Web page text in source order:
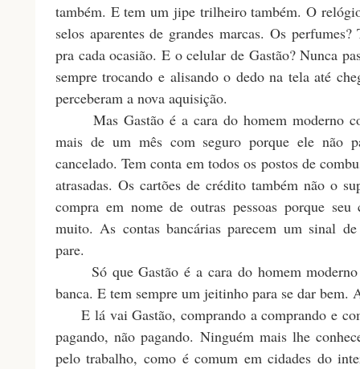
também. E tem um jipe trilheiro também. O
selos aparentes de grandes marcas. Os
pra cada ocasião. E o celular de Gastão? Nunca
sempre trocando e alisando o dedo na tela até
perceberam a nova aquisição.
Mas Gastão é a cara do homem moderno
mais de um mês com seguro porque ele não
cancelado. Tem conta em todos os postos de
atrasadas. Os cartões de crédito também não o
compra em nome de outras pessoas porque
muito. As contas bancárias parecem um sinal
pare.
Só que Gastão é a cara do homem moderno
banca. E tem sempre um jeitinho para se dar bem.
E lá vai Gastão, comprando a comprando e
pagando, não pagando. Ninguém mais lhe
pelo trabalho, como é comum em cidades do